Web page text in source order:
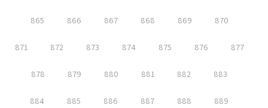
865 866 867 868 869 870
871 872 873 874 875 876 877
878 879 880 881 882 883
884 885 886 887 888 889